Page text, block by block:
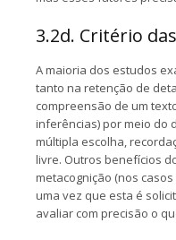
3.2d. Critério
A maioria dos estudos
tanto na retenção de
compreensão de um
inferências) por meio do
múltipla escolha,
livre. Outros benefícios
metacognição (nos
uma vez que esta é
avaliar com precisão o